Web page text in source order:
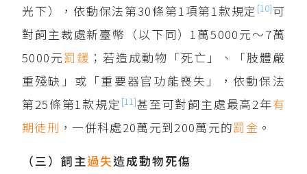
光下），依動保法第30條第1項第1款規定 [10]可
對飼主裁處新臺幣（以下同）1萬5000元～7萬
5000元罰鍰 ；若造成動物「死亡」、「肢體嚴
重殘缺」或「重要器官功能喪失」，依動保法
第25條第1款規定 [11]甚至可對飼主處最高2年有
期徒刑 ，一併科處20萬元到200萬元的罰金 。
（三）飼主過失造成動物死傷